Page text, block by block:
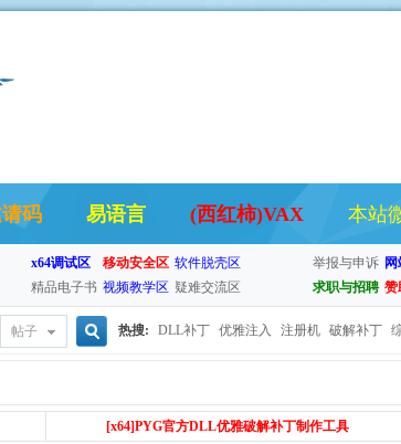
码 易语言 (西红柿)VAX 本站
x64调试区 移动安全区 软件脱壳区
精品电子书 视频教学区 疑难交流区
举报与申诉
求职与招聘 赞
帖子
搜
热搜: DLL补丁 优雅注入 注册机 破解补丁
[x64]PYG官方DLL优雅破解补丁制作工具